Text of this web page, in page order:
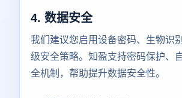
4. 数据安全
我们建议您启用设备密码、生物识
级安全策略。知盈支持密码保护、
全机制，帮助提升数据安全性。